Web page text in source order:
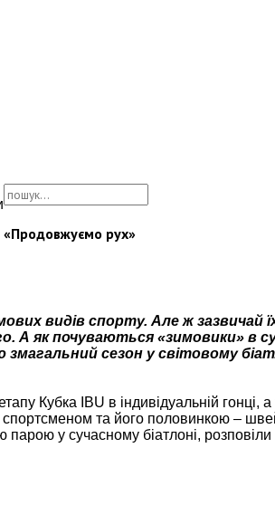
«Продовжуємо рух»
видів спорту. Але ж зазвичай
А як почуваються «зимовики» в
змагальний сезон у світовому
Кубка IBU в індивідуальній гонці, а
спортсменом та його половинкою –
парою у сучасному біатлоні,